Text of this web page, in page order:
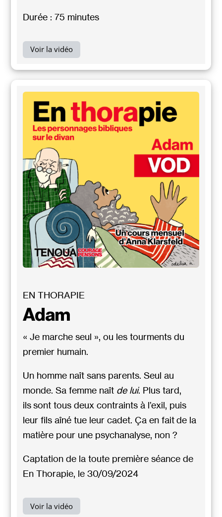
Durée : 75 minutes
Voir la vidéo
EN THORAPIE
Adam
« Je marche seul », ou les tourments du
premier humain.
Un homme naît sans parents. Seul au
monde. Sa femme naît de lui. Plus tard,
ils sont tous deux contraints à l’exil, puis
leur fils aîné tue leur cadet. Ça en fait de la
matière pour une psychanalyse, non ?
Captation de la toute première séance de
En Thorapie, le 30/09/2024
Voir la vidéo